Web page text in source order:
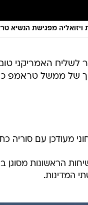
מפגישת הנשיא
לשליח האמריקני
של ממשל טראמפ
מעודכן עם
המדינות.